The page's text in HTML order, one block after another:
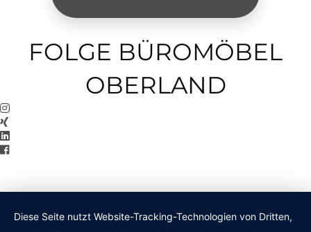
FOLGE BÜROMÖBEL
OBERLAND
Diese Seite nutzt Website-Tracking-Technologien von Dritten,